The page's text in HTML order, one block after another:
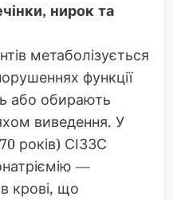
нирок та
метаболізується
функції
або обирають
виведення. У
років) СІЗЗС
—
крові, що